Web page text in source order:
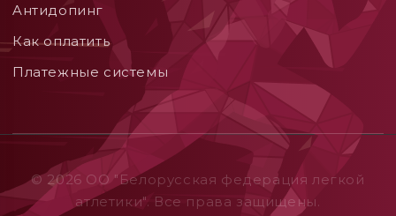
Aнтидопинг
Как оплатить
Платежные системы
© 2026 ОO "Белорусская федерация легкой
атлетики". Все права защищены.